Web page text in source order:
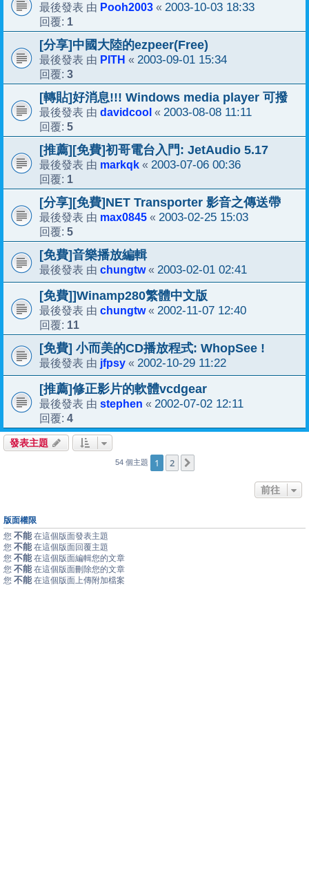
最後發表 由 Pooh2003 « 2003-10-03 18:33
回覆: 1
[分享]中國大陸的ezpeer(Free)
最後發表 由 PITH « 2003-09-01 15:34
回覆: 3
[轉貼]好消息!!! Windows media player 可撥
最後發表 由 davidcool « 2003-08-08 11:11
回覆: 5
[推薦][免費]初哥電台入門: JetAudio 5.17
最後發表 由 markqk « 2003-07-06 00:36
回覆: 1
[分享][免費]NET Transporter 影音之傳送帶
最後發表 由 max0845 « 2003-02-25 15:03
回覆: 5
[免費]音樂播放編輯
最後發表 由 chungtw« 2003-02-01 02:41
[免費]]Winamp280繁體中文版
最後發表 由 chungtw« 2002-11-07 12:40
回覆: 11
[免費] 小而美的CD播放程式: WhopSee !
最後發表 由 jfpsy « 2002-10-29 11:22
[推薦]修正影片的軟體vcdgear
最後發表 由 stephen « 2002-07-02 12:11
回覆: 4
發表主題
54 個主題 1 2
前往
版面權限
您 不能 在這個版面發表主題
您 不能 在這個版面回覆主題
您 不能 在這個版面編輯您的文章
您 不能 在這個版面刪除您的文章
您 不能 在這個版面上傳附加檔案